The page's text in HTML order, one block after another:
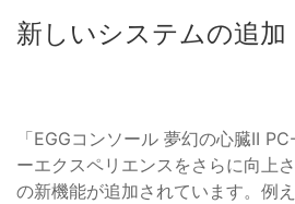
新しいシステムの追加
「EGGコンソール 夢幻の心臓II
ーエクスペリエンスをさらに向上
の新機能が追加されています。例